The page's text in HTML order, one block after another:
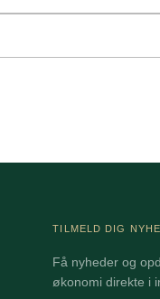
TILMELD DIG
Få nyheder og
økonomi direkte i